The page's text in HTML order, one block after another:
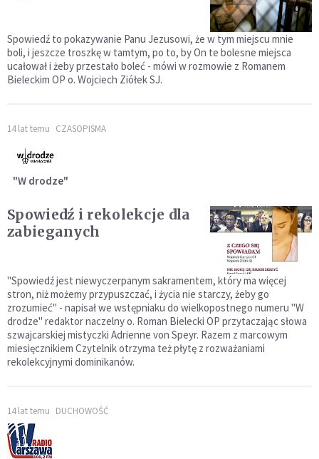
Spowiedź to pokazywanie Panu Jezusowi, że w tym miejscu mnie
boli, i jeszcze troszkę w tamtym, po to, by On te bolesne miejsca
ucałował i żeby przestało boleć - mówi w rozmowie z Romanem
Bieleckim OP o. Wojciech Ziółek SJ.
14 lat temu CZASOPISMA
"W drodze"
Spowiedź i rekolekcje dla
zabieganych
"Spowiedź jest niewyczerpanym sakramentem, który ma więcej
stron, niż możemy przypuszczać, i życia nie starczy, żeby go
zrozumieć" - napisał we wstępniaku do wielkopostnego numeru "W
drodze" redaktor naczelny o. Roman Bielecki OP przytaczając słowa
szwajcarskiej mistyczki Adrienne von Speyr. Razem z marcowym
miesięcznikiem Czytelnik otrzyma też płytę z rozważaniami
rekolekcyjnymi dominikanów.
14 lat temu DUCHOWOŚĆ